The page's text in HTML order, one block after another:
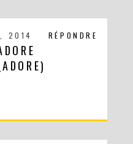
RÉPONDRE
2014